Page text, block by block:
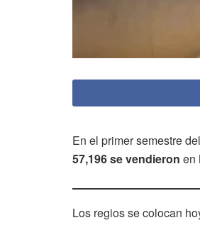
En el primer semestre
57,196 se vendieron en
Los regios se colocan